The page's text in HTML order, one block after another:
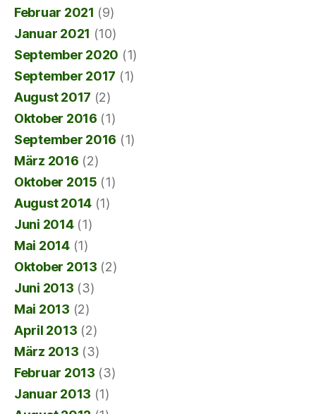
Februar 2021 (9)
Januar 2021 (10)
September 2020 (1)
September 2017 (1)
August 2017 (2)
Oktober 2016 (1)
September 2016 (1)
März 2016 (2)
Oktober 2015 (1)
August 2014 (1)
Juni 2014(1)
Mai 2014(1)
Oktober 2013 (2)
Juni 2013 (3)
Mai 2013 (2)
April 2013 (2)
März 2013 (3)
Februar 2013 (3)
Januar 2013 (1)